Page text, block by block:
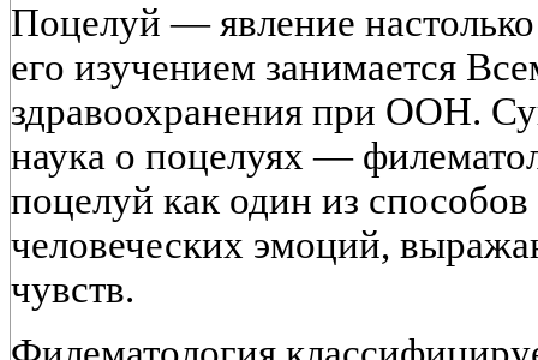
Поцелуй — явление
его изучением занимается
здравоохранения при ООН.
наука о поцелуях —
поцелуй как один из
человеческих эмоций,
чувств.